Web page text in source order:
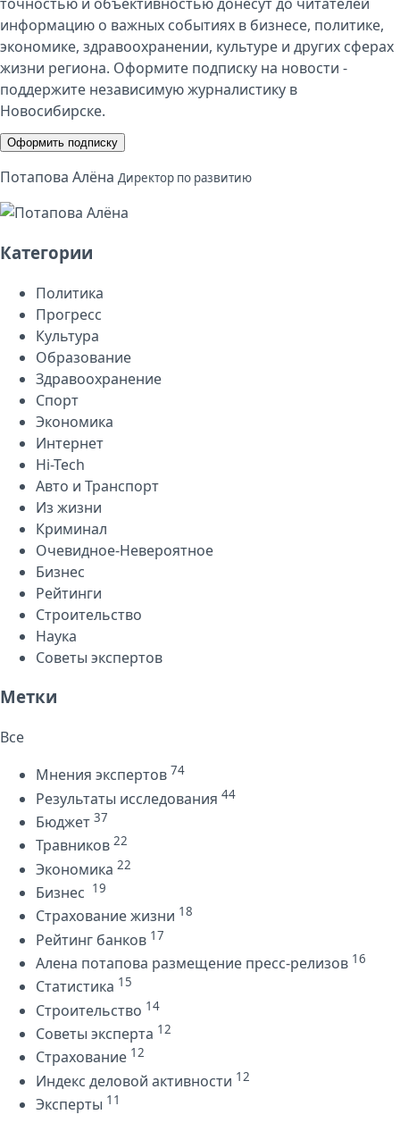
информацию о важных событиях в бизнесе, политике,
экономике, здравоохранении, культуре и других сферах
жизни региона. Оформите подписку на новости -
поддержите независимую журналистику в
Новосибирске.
Оформить подписку
Потапова Алёна Директор по развитию
Категории
Политика
Прогресс
Культура
Образование
Здравоохранение
Спорт
Экономика
Интернет
Hi-Tech
Авто и Транспорт
Из жизни
Криминал
Очевидное-Невероятное
Бизнес
Рейтинги
Строительство
Наука
Советы экспертов
Метки
Все
Мнения экспертов 74
Результаты исследования 44
Бюджет 37
Травников 22
Экономика 22
Бизнес 19
Страхование жизни 18
Рейтинг банков 17
Алена потапова размещение пресс-релизов 16
Статистика 15
Строительство 14
Советы эксперта 12
Страхование 12
Индекс деловой активности 12
Эксперты 11